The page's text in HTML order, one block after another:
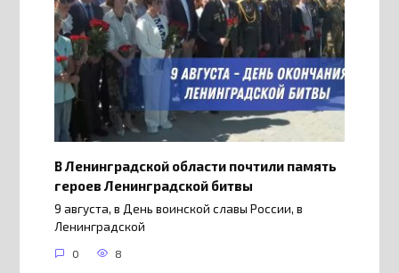
В Ленинградской области почтили память
героев Ленинградской битвы
9 августа, в День воинской славы России, в
Ленинградской
0 8